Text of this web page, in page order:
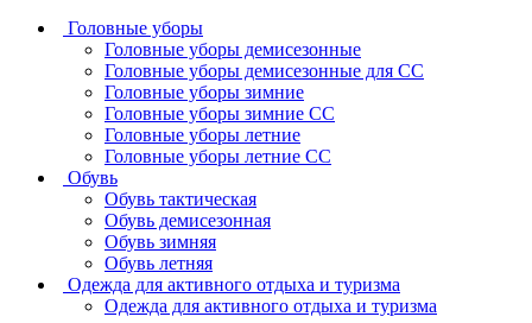
Головные уборы
Головные уборы демисезонные
Головные уборы демисезонные для СС
Головные уборы зимние
Головные уборы зимние СС
Головные уборы летние
Головные уборы летние СС
Обувь
Обувь тактическая
Обувь демисезонная
Обувь зимняя
Обувь летняя
Одежда для активного отдыха и туризма
Одежда для активного отдыха и туризма